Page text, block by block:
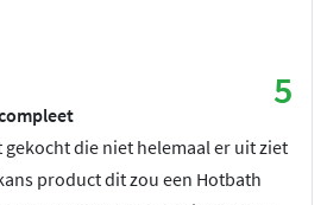
5
gekocht die niet helemaal er uit ziet
product dit zou een Hotbath